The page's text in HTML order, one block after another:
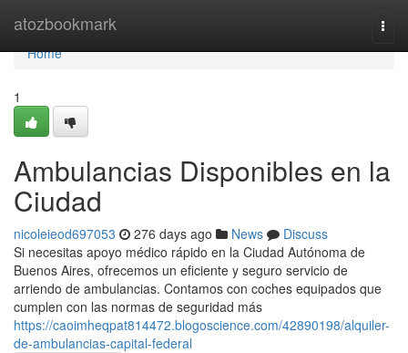
atozbookmark
Home
Home
1
Ambulancias Disponibles en la
Ciudad
nicoleieod697053 276 days ago News
Discuss
Si necesitas apoyo médico rápido en la Ciudad Autónoma de
Buenos Aires, ofrecemos un eficiente y seguro servicio de
arriendo de ambulancias. Contamos con coches equipados que
cumplen con las normas de seguridad más
https://caoimheqpat814472.blogoscience.com/42890198/alquiler-
de-ambulancias-capital-federal